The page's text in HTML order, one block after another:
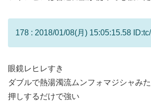
178 : 2018/01/08(月) 15:05:15.58
眼鏡レヒレすき
ダブルで熱湯濁流ムンフォマジシャみ
押しするだけで強い